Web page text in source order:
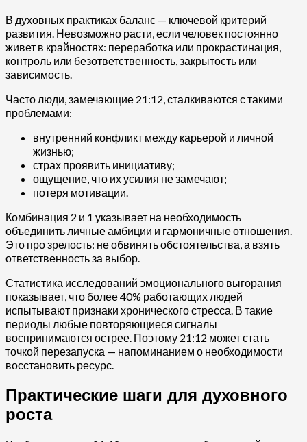
В духовных практиках баланс — ключевой критерий
развития. Невозможно расти, если человек постоянно
живет в крайностях: переработка или прокрастинация,
контроль или безответственность, закрытость или
зависимость.
Часто люди, замечающие 21:12, сталкиваются с такими
проблемами:
внутренний конфликт между карьерой и личной
жизнью;
страх проявить инициативу;
ощущение, что их усилия не замечают;
потеря мотивации.
Комбинация 2 и 1 указывает на необходимость
объединить личные амбиции и гармоничные отношения.
Это про зрелость: не обвинять обстоятельства, а взять
ответственность за выбор.
Статистика исследований эмоционального выгорания
показывает, что более 40% работающих людей
испытывают признаки хронического стресса. В такие
периоды любые повторяющиеся сигналы
воспринимаются острее. Поэтому 21:12 может стать
точкой перезапуска — напоминанием о необходимости
восстановить ресурс.
Практические шаги для духовного
роста